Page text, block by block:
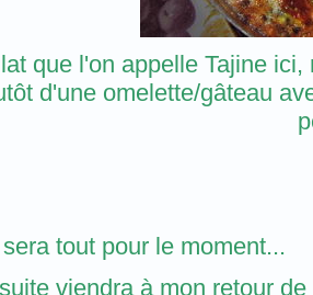
que l'on appelle Tajine
d'une omelette/gâteau
tout pour le moment...
viendra à mon retour